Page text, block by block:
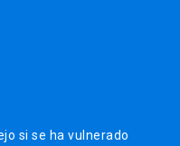
si se ha vulnerado